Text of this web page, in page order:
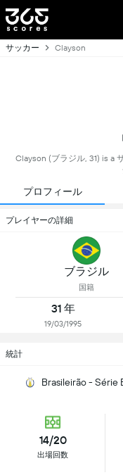
サッカー Clayson
Clayson (ブラジル, 31) is a
プロフィール
プレイヤーの詳細
ブラジル
国籍
31 年
19/03/1995
統計
Brasileirão - Série
14/20
出場回数